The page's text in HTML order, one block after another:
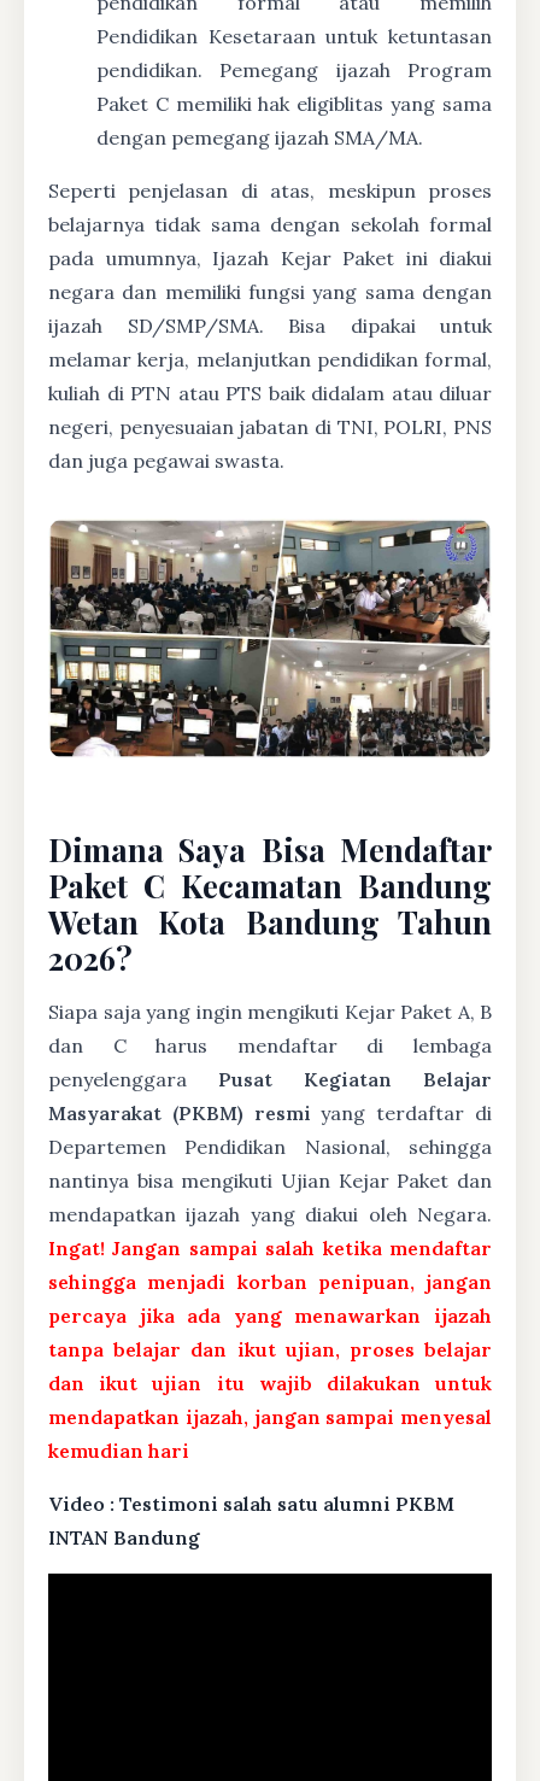
Pendidikan Kesetaraan untuk ketuntasan
pendidikan. Pemegang ijazah Program
Paket C memiliki hak eligiblitas yang sama
dengan pemegang ijazah SMA/MA.
Seperti penjelasan di atas, meskipun proses
belajarnya tidak sama dengan sekolah formal
pada umumnya, Ijazah Kejar Paket ini diakui
negara dan memiliki fungsi yang sama dengan
ijazah SD/SMP/SMA. Bisa dipakai untuk
melamar kerja, melanjutkan pendidikan formal,
kuliah di PTN atau PTS baik didalam atau diluar
negeri, penyesuaian jabatan di TNI, POLRI, PNS
dan juga pegawai swasta.
Dimana Saya Bisa Mendaftar
Paket C Kecamatan Bandung
Wetan Kota Bandung Tahun
2026?
Siapa saja yang ingin mengikuti Kejar Paket A, B
dan C harus mendaftar di lembaga
penyelenggara Pusat Kegiatan Belajar
Masyarakat (PKBM) resmi yang terdaftar di
Departemen Pendidikan Nasional, sehingga
nantinya bisa mengikuti Ujian Kejar Paket dan
mendapatkan ijazah yang diakui oleh Negara.
Ingat! Jangan sampai salah ketika mendaftar
sehingga menjadi korban penipuan, jangan
percaya jika ada yang menawarkan ijazah
tanpa belajar dan ikut ujian, proses belajar
dan ikut ujian itu wajib dilakukan untuk
mendapatkan ijazah, jangan sampai menyesal
kemudian hari
Video : Testimoni salah satu alumni PKBM
INTAN Bandung